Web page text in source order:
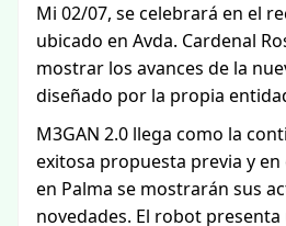
Mi 02/07, se celebrará en el
ubicado en Avda. Cardenal
mostrar los avances de la
diseñado por la propia
M3GAN 2.0 llega como la
exitosa propuesta previa y
en Palma se mostrarán sus
novedades. El robot